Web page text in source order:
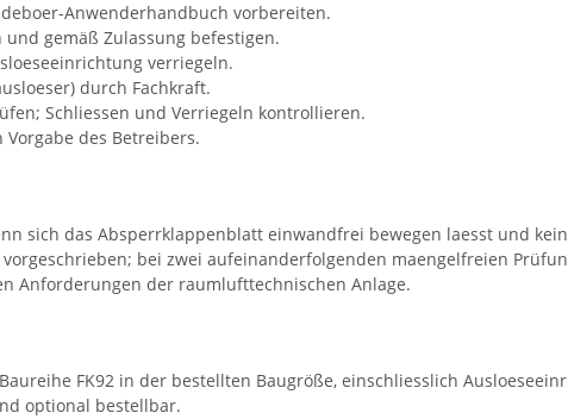
Anwenderhandbuch vorbereiten.
gemäß Zulassung befestigen.
verriegeln.
durch Fachkraft.
Schliessen und Verriegeln kontrollieren.
des Betreibers.
sich das Absperrklappenblatt einwandfrei bewegen laesst und
bei zwei aufeinanderfolgenden maengelfreien
Anforderungen der raumlufttechnischen Anlage.
FK92 in der bestellten Baugröße, einschliesslich
optional bestellbar.